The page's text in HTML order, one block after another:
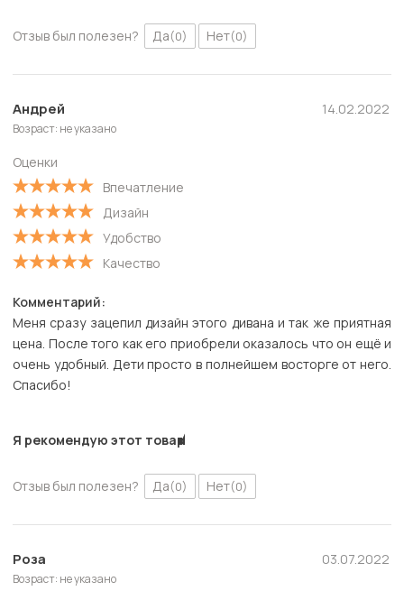
Отзыв был полезен? Да(0) Нет(0)
Андрей
Возраст: не указано
Оценки
Впечатление
Дизайн
Удобство
Качество
14.02.2022
Комментарий:
Меня сразу зацепил дизайн этого дивана и так же приятная
цена. После того как его приобрели оказалось что он ещё и
очень удобный. Дети просто в полнейшем восторге от него.
Спасибо!
Я рекомендую этот товар
Отзыв был полезен? Да(0) Нет(0)
Роза
Возраст: не указано
03.07.2022